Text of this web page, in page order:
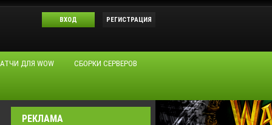
ВХОД РЕГИСТРАЦИЯ
ДЛЯ WOW СБОРКИ СЕРВЕРОВ
РЕКЛАМА